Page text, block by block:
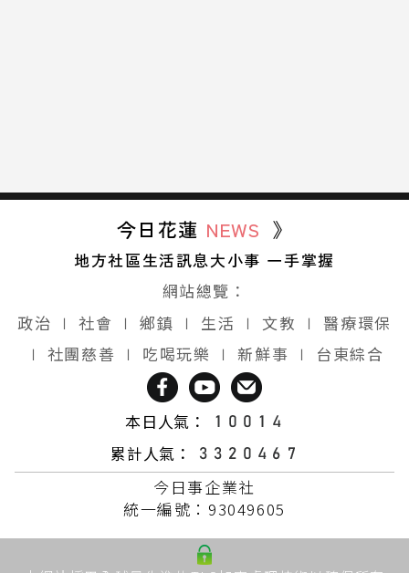
今日花蓮 NEWS 》
地方社區生活訊息大小事 一手掌握
網站總覽：
政治 ∣ 社會 ∣ 鄉鎮 ∣ 生活 ∣ 文教 ∣
醫療環保
∣ 社團慈善 ∣ 吃喝玩樂 ∣ 新鮮事 ∣ 台東綜合
本日人氣：
累計人氣：
今日事企業社
統一編號：93049605